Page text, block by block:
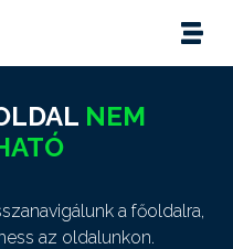
NEM
a főoldalra,
az oldalunkon.